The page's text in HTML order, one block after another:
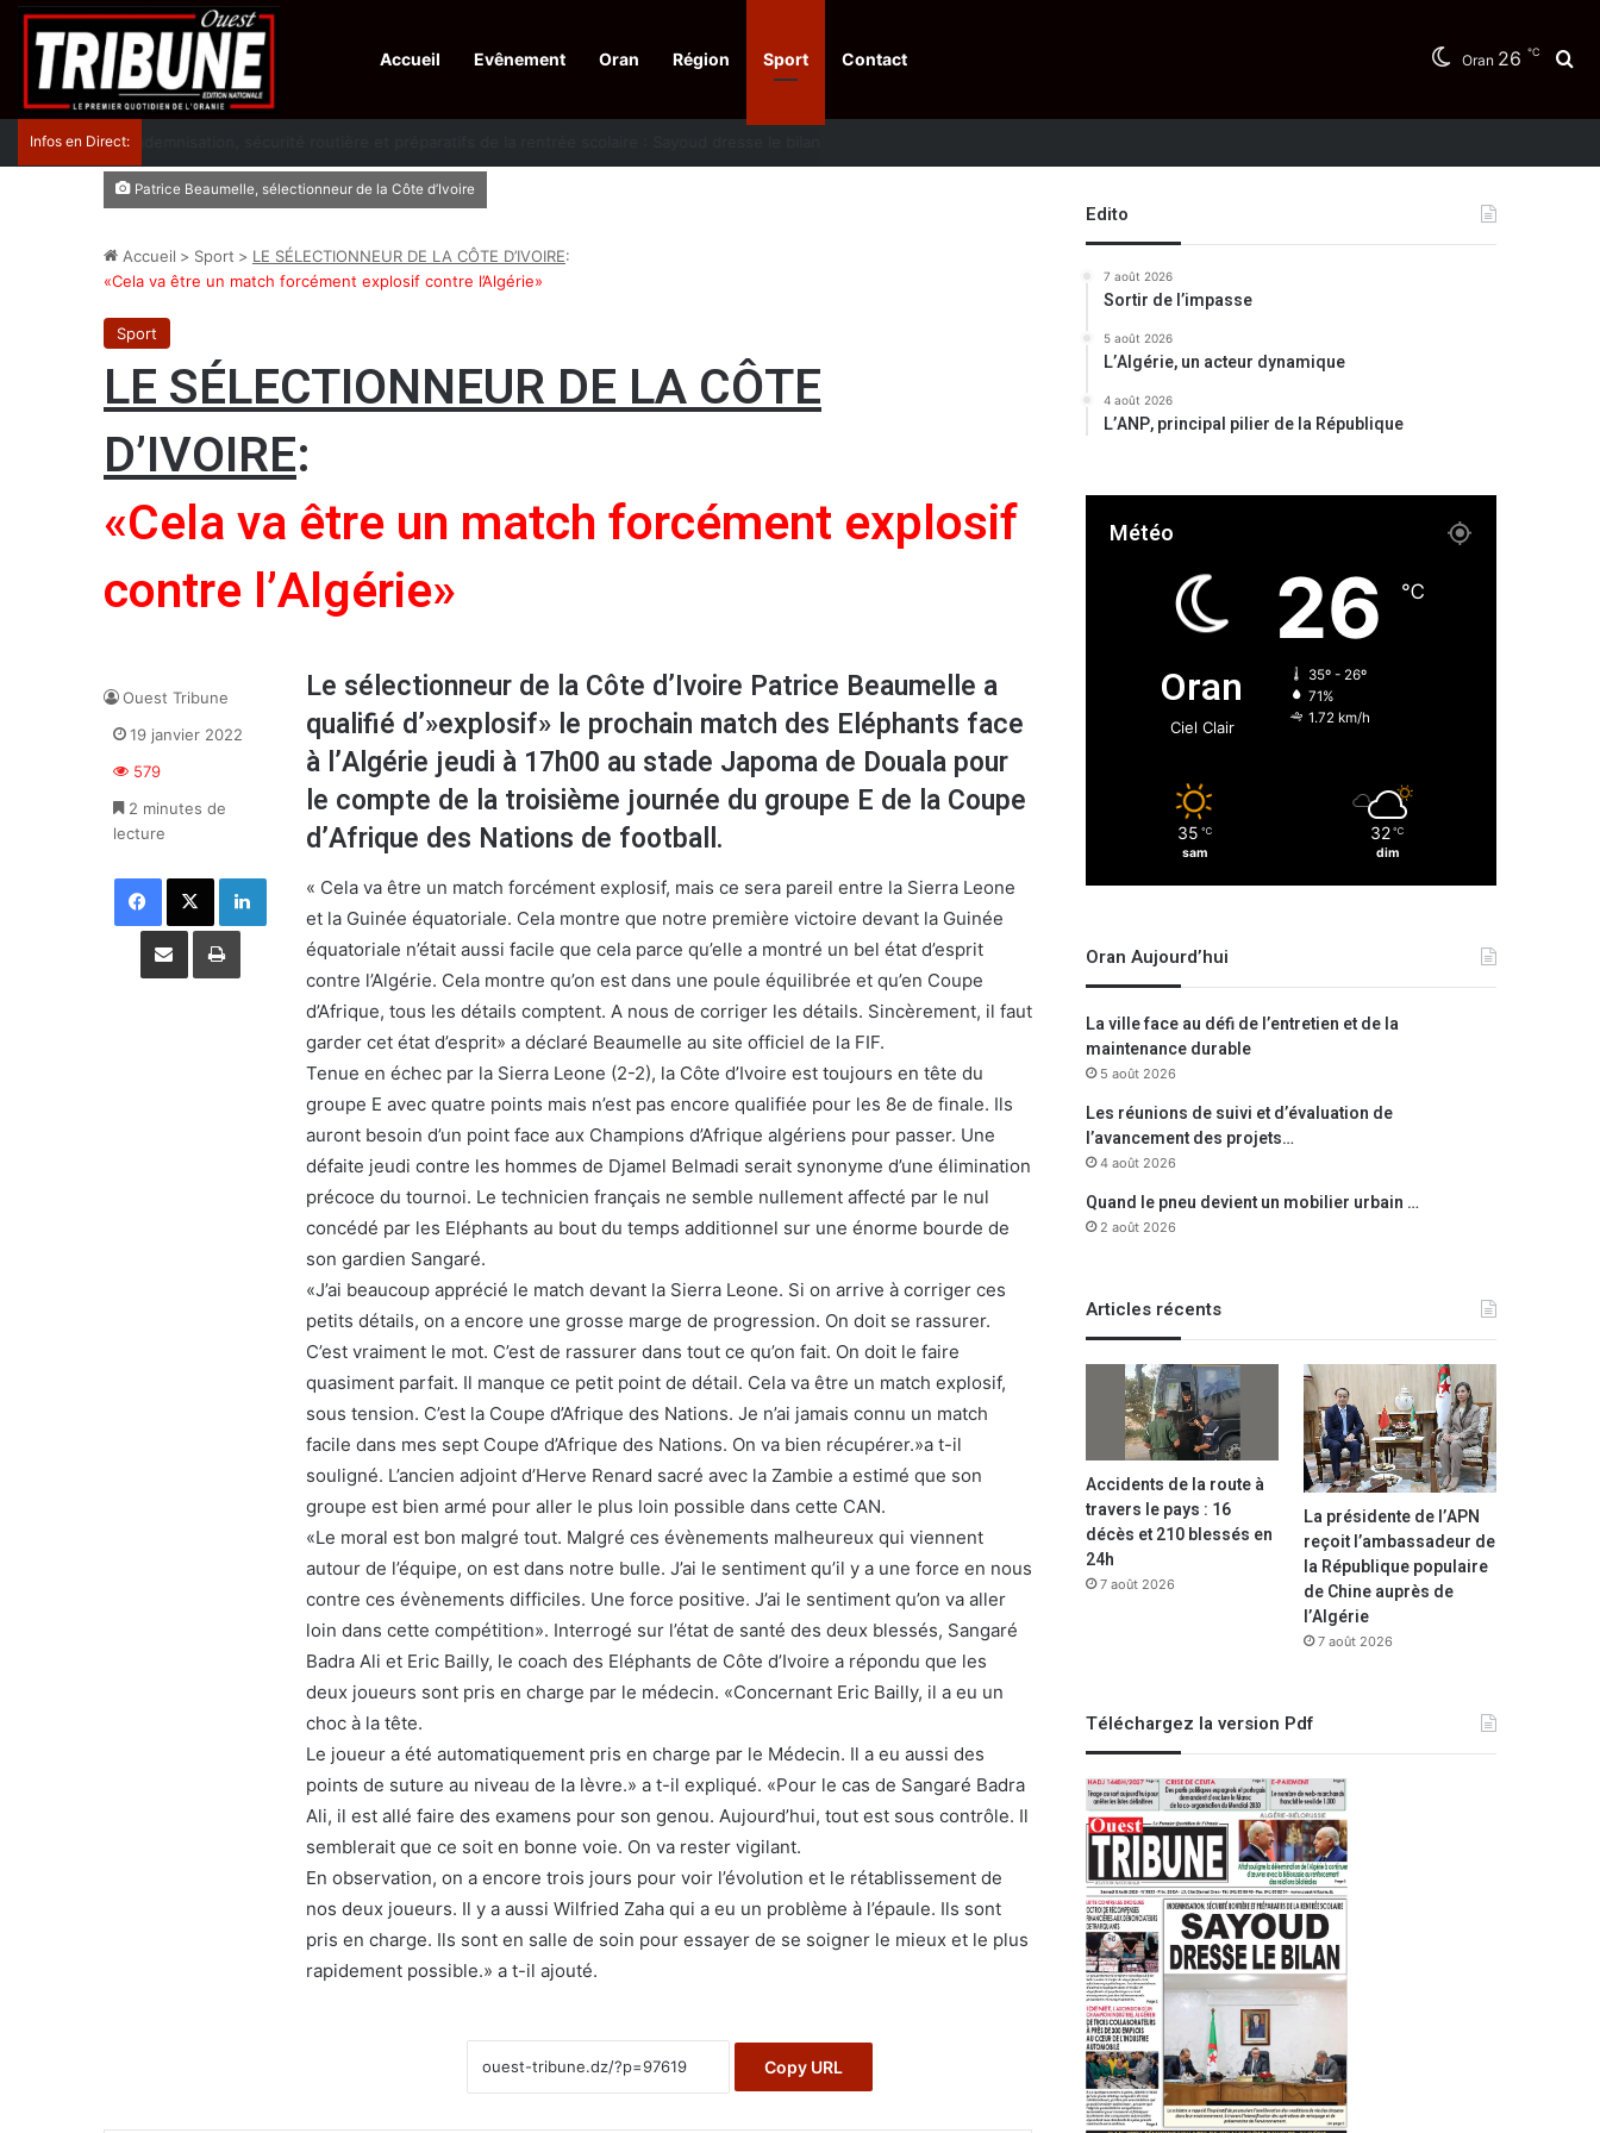
Accueil Evênement Oran Région Sport Contact Oran 26 ℃
Infos en Direct:
Patrice Beaumelle, sélectionneur de la Côte d’Ivoire
Accueil > Sport > LE SÉLECTIONNEUR DE LA CÔTE D’IVOIRE:
«Cela va être un match forcément explosif contre l’Algérie»
Sport
LE SÉLECTIONNEUR DE LA CÔTE
D’IVOIRE:
«Cela va être un match forcément explosif
contre l’Algérie»
Le sélectionneur de la Côte d’Ivoire Patrice Beaumelle a
qualifié d’»explosif» le prochain match des Eléphants face
à l’Algérie jeudi à 17h00 au stade Japoma de Douala pour
le compte de la troisième journée du groupe E de la Coupe
d’Afrique des Nations de football.
« Cela va être un match forcément explosif, mais ce sera pareil entre la Sierra Leone
et la Guinée équatoriale. Cela montre que notre première victoire devant la Guinée
équatoriale n’était aussi facile que cela parce qu’elle a montré un bel état d’esprit
contre l’Algérie. Cela montre qu’on est dans une poule équilibrée et qu’en Coupe
d’Afrique, tous les détails comptent. A nous de corriger les détails. Sincèrement, il faut
garder cet état d’esprit» a déclaré Beaumelle au site officiel de la FIF.
Tenue en échec par la Sierra Leone (2-2), la Côte d’Ivoire est toujours en tête du
groupe E avec quatre points mais n’est pas encore qualifiée pour les 8e de finale. Ils
auront besoin d’un point face aux Champions d’Afrique algériens pour passer. Une
défaite jeudi contre les hommes de Djamel Belmadi serait synonyme d’une élimination
précoce du tournoi. Le technicien français ne semble nullement affecté par le nul
concédé par les Eléphants au bout du temps additionnel sur une énorme bourde de
son gardien Sangaré.
«J’ai beaucoup apprécié le match devant la Sierra Leone. Si on arrive à corriger ces
petits détails, on a encore une grosse marge de progression. On doit se rassurer.
C’est vraiment le mot. C’est de rassurer dans tout ce qu’on fait. On doit le faire
quasiment parfait. Il manque ce petit point de détail. Cela va être un match explosif,
sous tension. C’est la Coupe d’Afrique des Nations. Je n’ai jamais connu un match
facile dans mes sept Coupe d’Afrique des Nations. On va bien récupérer.»a t-il
souligné. L’ancien adjoint d’Herve Renard sacré avec la Zambie a estimé que son
groupe est bien armé pour aller le plus loin possible dans cette CAN.
«Le moral est bon malgré tout. Malgré ces évènements malheureux qui viennent
autour de l’équipe, on est dans notre bulle. J’ai le sentiment qu’il y a une force en nous
contre ces évènements difficiles. Une force positive. J’ai le sentiment qu’on va aller
loin dans cette compétition». Interrogé sur l’état de santé des deux blessés, Sangaré
Badra Ali et Eric Bailly, le coach des Eléphants de Côte d’Ivoire a répondu que les
deux joueurs sont pris en charge par le médecin. «Concernant Eric Bailly, il a eu un
choc à la tête.
Le joueur a été automatiquement pris en charge par le Médecin. Il a eu aussi des
points de suture au niveau de la lèvre.» a t-il expliqué. «Pour le cas de Sangaré Badra
Ali, il est allé faire des examens pour son genou. Aujourd’hui, tout est sous contrôle. Il
semblerait que ce soit en bonne voie. On va rester vigilant.
En observation, on a encore trois jours pour voir l’évolution et le rétablissement de
nos deux joueurs. Il y a aussi Wilfried Zaha qui a eu un problème à l’épaule. Ils sont
pris en charge. Ils sont en salle de soin pour essayer de se soigner le mieux et le plus
rapidement possible.» a t-il ajouté.
Copy URL
Ouest Tribune
19 janvier 2022
579
2 minutes de
lecture
Facebook X Linkedin
Partager par email Imprimer
Edito
7 août 2026
Sortir de l’impasse
5 août 2026
L’Algérie, un acteur dynamique
4 août 2026
L’ANP, principal pilier de la République
Météo
Oran
Ciel Clair
26 ℃
35º - 26º
71%
1.72 km/h
35 ℃
sam
32 ℃
dim
Oran Aujourd’hui
La ville face au défi de l’entretien et de la
maintenance durable
5 août 2026
Les réunions de suivi et d’évaluation de
l’avancement des projets…
4 août 2026
Quand le pneu devient un mobilier urbain …
2 août 2026
Articles récents
Accidents de la route à
travers le pays : 16
décès et 210 blessés en
24h
7 août 2026
La présidente de l’APN
reçoit l’ambassadeur de
la République populaire
de Chine auprès de
l’Algérie
7 août 2026
Téléchargez la version Pdf